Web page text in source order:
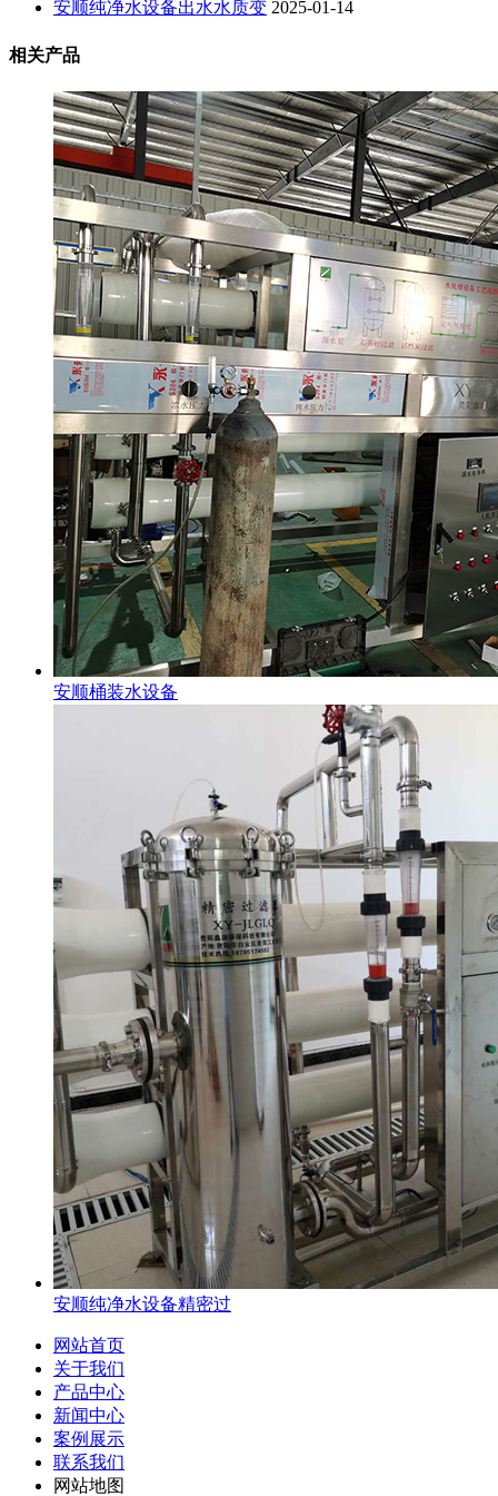
安顺纯净水设备出水水质变 2025-01-14
相关产品
安顺桶装水设备
安顺纯净水设备精密过
网站首页
关于我们
产品中心
新闻中心
案例展示
联系我们
网站地图